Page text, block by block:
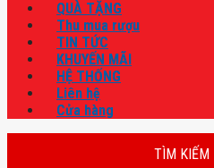
QUÀ TẶNG
Thu mua rượu
TIN TỨC
KHUYẾN MÃI
HỆ THỐNG
Liên hệ
Cửa hàng
TÌM KIẾM